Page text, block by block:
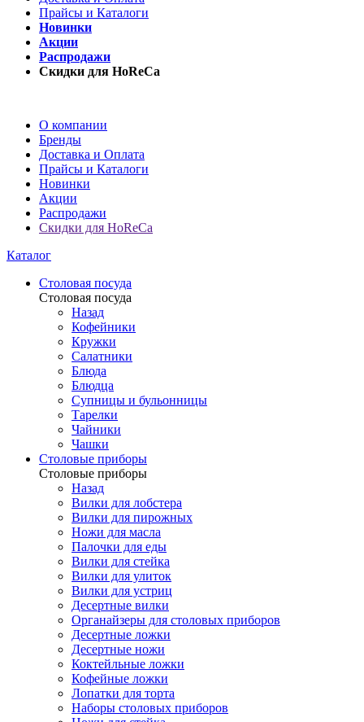
Прайсы и Каталоги
Новинки
Акции
Распродажи
Скидки для HoReCa
О компании
Бренды
Доставка и Оплата
Прайсы и Каталоги
Новинки
Акции
Распродажи
Скидки для HoReCa
Каталог
Столовая посуда
Столовая посуда
Назад
Кофейники
Кружки
Салатники
Блюда
Блюдца
Супницы и бульонницы
Тарелки
Чайники
Чашки
Cтоловые приборы
Cтоловые приборы
Назад
Вилки для лобстера
Вилки для пирожных
Ножи для масла
Палочки для еды
Вилки для стейка
Вилки для улиток
Вилки для устриц
Десертные вилки
Органайзеры для столовых приборов
Десертные ложки
Десертные ножи
Коктейльные ложки
Кофейные ложки
Лопатки для торта
Наборы столовых приборов